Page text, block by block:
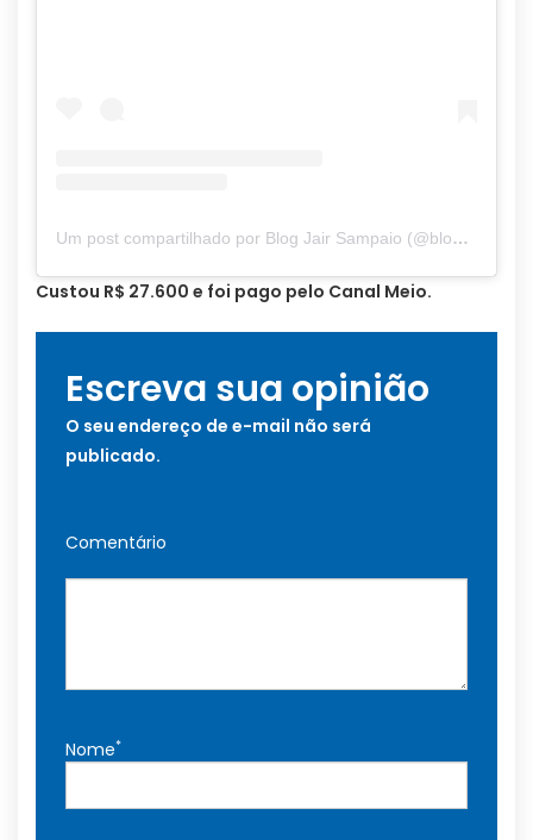
Um post compartilhado por Blog Jair Sampaio (@blogjairsampaio_)
Custou R$ 27.600 e foi pago pelo Canal Meio.
Escreva sua opinião
O seu endereço de e-mail não será
publicado.
Comentário
Nome*